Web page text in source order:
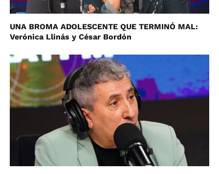
UNA BROMA ADOLESCENTE QUE TERMINÓ MAL:
Verónica Llinás y César Bordón